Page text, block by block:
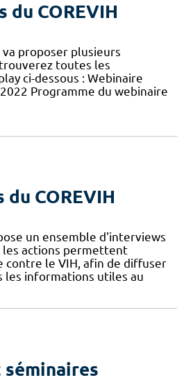
du COREVIH
va proposer plusieurs
toutes les
ci-dessous : Webinaire
Programme du webinaire
COREVIH
un ensemble d'interviews
actions permettent
contre le VIH, afin de diffuser
les informations utiles au